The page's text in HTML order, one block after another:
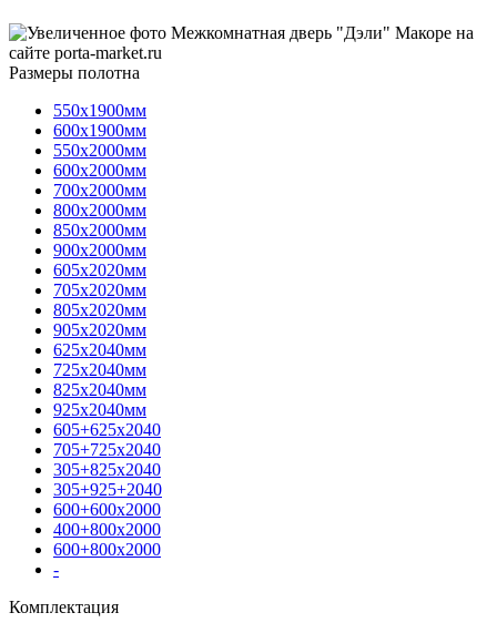
Размеры полотна
550х1900мм
600х1900мм
550х2000мм
600х2000мм
700х2000мм
800х2000мм
850х2000мм
900х2000мм
605х2020мм
705х2020мм
805х2020мм
905х2020мм
625х2040мм
725х2040мм
825х2040мм
925х2040мм
605+625х2040
705+725х2040
305+825х2040
305+925+2040
600+600х2000
400+800х2000
600+800х2000
-
Комплектация